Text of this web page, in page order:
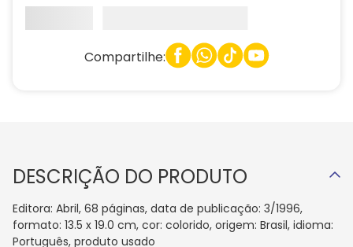
Compartilhe:
DESCRIÇÃO DO PRODUTO
Editora: Abril, 68 páginas, data de publicação: 3/1996,
formato: 13.5 x 19.0 cm, cor: colorido, origem: Brasil, idioma:
Português, produto usado